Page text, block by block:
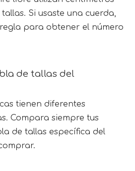
Si usaste una cuerda,
para obtener el número
de tallas del
tienen diferentes
Compara siempre tus
de tallas específica del